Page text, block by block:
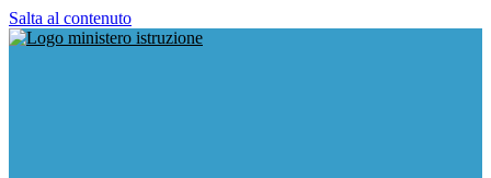
Salta al contenuto